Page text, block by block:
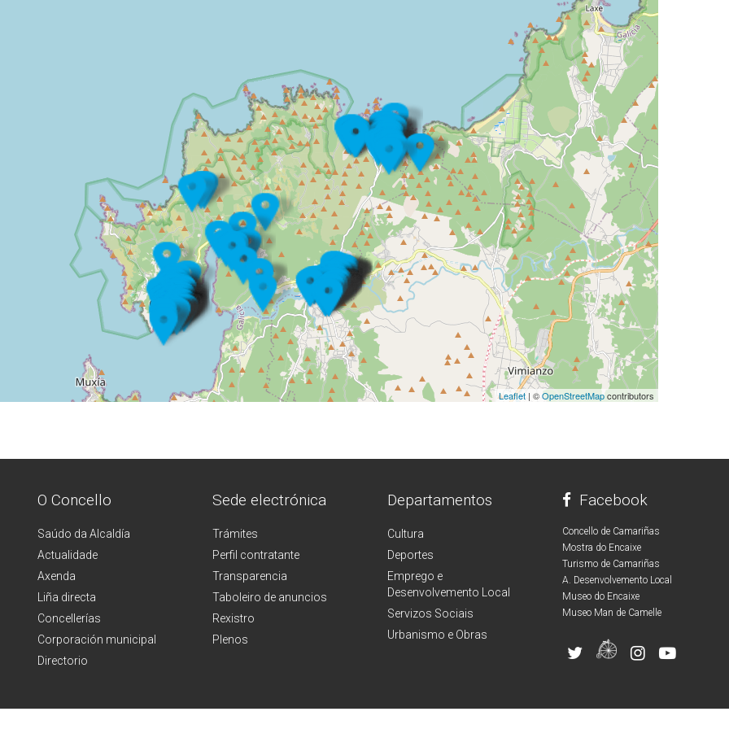
Leaflet | ©OpenStreetMapcontributors
O Concello
Saúdo da Alcaldía
Actualidade
Axenda
Liña directa
Concellerías
Corporación municipal
Directorio
Sede electrónica
Trámites
Perfil contratante
Transparencia
Taboleiro de anuncios
Rexistro
Plenos
Departamentos
Cultura
Deportes
Emprego e
Desenvolvemento Local
Servizos Sociais
Urbanismo e Obras
Facebook
Concello de Camariñas
Mostra do Encaixe
Turismo de Camariñas
A. Desenvolvemento Local
Museo do Encaixe
Museo Man de Camelle